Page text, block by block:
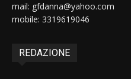
mail: gfdanna@yahoo.com
mobile: 3319619046
REDAZIONE